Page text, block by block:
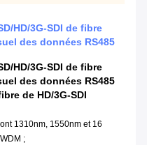
HD/3G-SDI de fibre
des données RS485
HD/3G-SDI de fibre
des données RS485
de HD/3G-SDI
1310nm, 1550nm et 16
;